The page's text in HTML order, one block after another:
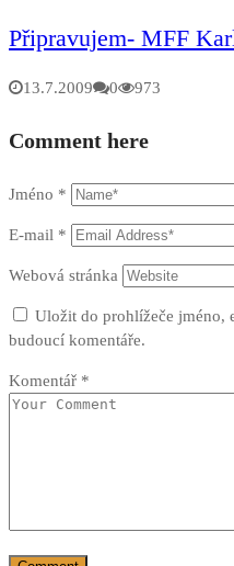
Připravujem- MFF
13.7.2009 0 973
Comment here
Jméno *
E-mail *
Webová stránka
Uložit do prohlížeče jméno,
budoucí komentáře.
Komentář *